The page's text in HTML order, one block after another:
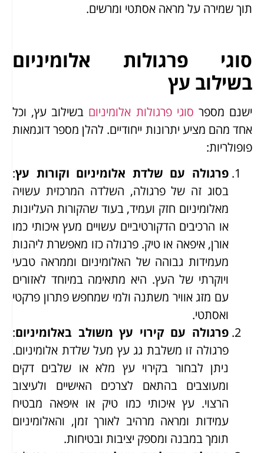
תוך שמירה על מראה אסתטי ומרשים.
סוגי פרגולות אלומיניום
בשילוב עץ
ישנם מספר סוגי פרגולות אלומיניום בשילוב עץ, וכל
אחד מהם מציע יתרונות ייחודיים. להלן מספר דוגמאות
פופולריות:
פרגולה עם שלדת אלומיניום וקורות עץ:
בסוג זה של פרגולה, השלדה המרכזית עשויה
מאלומיניום חזק ועמיד, בעוד שהקורות העליונות
או הרכיבים הדקורטיביים עשויים מעץ איכותי כמו
אורן, איפאה או טיק. פרגולה כזו מאפשרת ליהנות
מעמידות גבוהה של האלומיניום וממראה טבעי
ויוקרתי של העץ. היא מתאימה במיוחד לאזורים
עם מזג אוויר משתנה ולמי שמחפש פתרון פרקטי
ואסתטי.
פרגולה עם קירוי עץ משולב באלומיניום:
פרגולה זו משלבת גג עץ מעל שלדת אלומיניום.
ניתן לבחור בקירוי עץ מלא או שלבים דקים
ומעוצבים בהתאם לצרכים האישיים ולעיצוב
הרצוי. עץ איכותי כמו טיק או איפאה מבטיח
עמידות ומראה מרהיב לאורך זמן, והאלומיניום
תומך במבנה ומספק יציבות ובטיחות.